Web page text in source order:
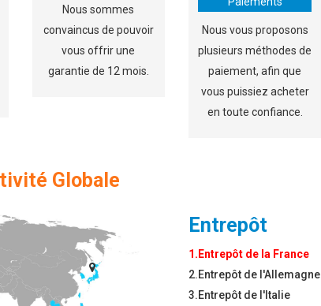
Nous sommes
convaincus de pouvoir
vous offrir une
garantie de 12 mois.
Nous vous proposons
plusieurs méthodes de
paiement, afin que
vous puissiez acheter
en toute confiance.
Globale
Entrepôt
1.Entrepôt de la France
2.Entrepôt de l'Allemagne
3.Entrepôt de l'Italie